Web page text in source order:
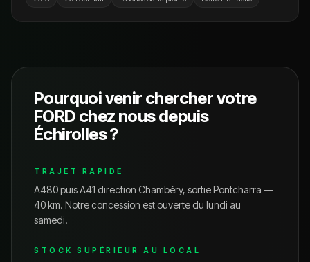
Pourquoi venir chercher votre
FORD chez nous depuis
Échirolles?
TRAJET RAPIDE
A480 puis A41 direction Chambéry, sortie Pontcharra —
40 km. Notre concession est ouverte du lundi au
samedi.
STOCK SUPÉRIEUR AU LOCAL